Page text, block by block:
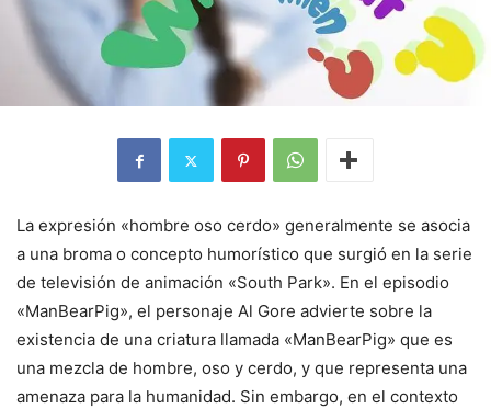
La expresión «hombre oso cerdo» generalmente se asocia
a una broma o concepto humorístico que surgió en la serie
de televisión de animación «South Park». En el episodio
«ManBearPig», el personaje Al Gore advierte sobre la
existencia de una criatura llamada «ManBearPig» que es
una mezcla de hombre, oso y cerdo, y que representa una
amenaza para la humanidad. Sin embargo, en el contexto